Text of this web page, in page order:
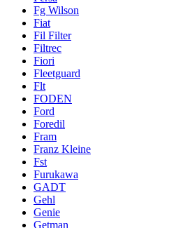
Fg Wilson
Fiat
Fil Filter
Filtrec
Fiori
Fleetguard
Flt
FODEN
Ford
Foredil
Fram
Franz Kleine
Fst
Furukawa
GADT
Gehl
Genie
Getman